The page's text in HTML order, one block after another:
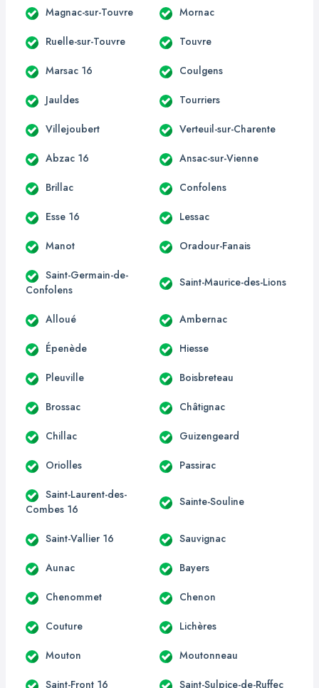
Magnac-sur-Touvre Mornac
Ruelle-sur-Touvre Touvre
Marsac 16 Coulgens
Jauldes Tourriers
Villejoubert Verteuil-sur-Charente
Abzac 16 Ansac-sur-Vienne
Brillac Confolens
Esse 16 Lessac
Manot Oradour-Fanais
Saint-Germain-de-
Confolens
Saint-Maurice-des-Lions
Alloué Ambernac
Épenède Hiesse
Pleuville Boisbreteau
Brossac Châtignac
Chillac Guizengeard
Oriolles Passirac
Saint-Laurent-des-
Combes 16
Sainte-Souline
Saint-Vallier 16 Sauvignac
Aunac Bayers
Chenommet Chenon
Couture Lichères
Mouton Moutonneau
Saint-Front 16 Saint-Sulpice-de-Ruffec